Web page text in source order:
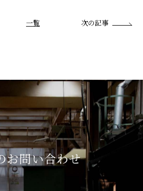
次の記事
一覧
お問い合わせ